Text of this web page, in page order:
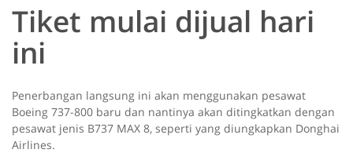
Tiket mulai dijual hari
ini
Penerbangan langsung ini akan menggunakan pesawat
Boeing 737-800 baru dan nantinya akan ditingkatkan dengan
pesawat jenis B737 MAX 8, seperti yang diungkapkan Donghai
Airlines.